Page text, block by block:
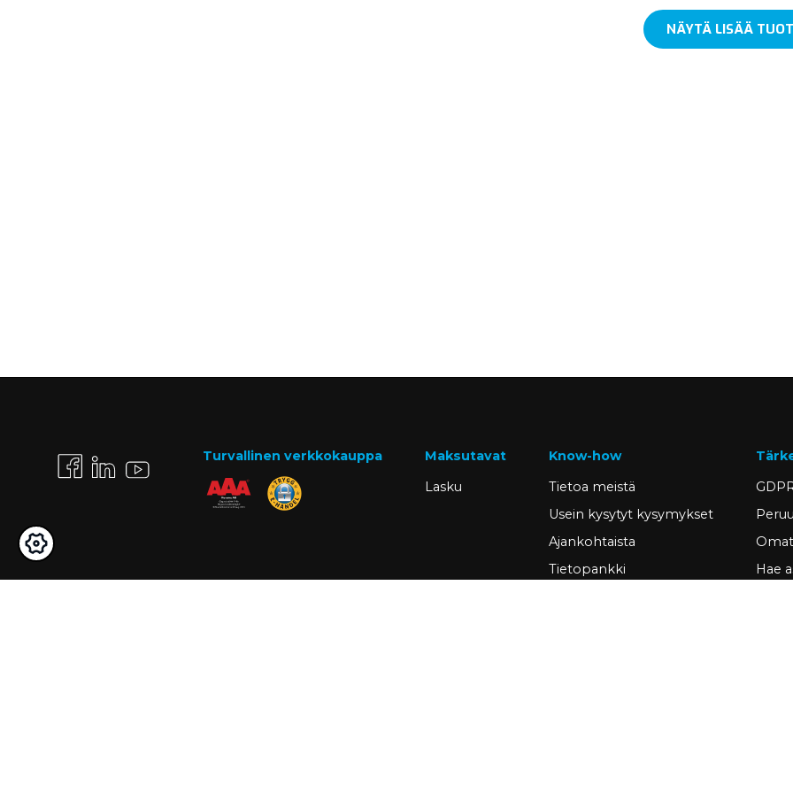
NÄYTÄ LISÄÄ
Turvallinen verkkokauppa
Maksutavat
Lasku
Know-how
Tietoa meistä
Usein kysytyt kysymykset
Ajankohtaista
Tietopankki
Hae